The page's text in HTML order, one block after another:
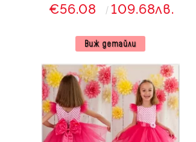
€56.08 109.68лв.
Виж детайли